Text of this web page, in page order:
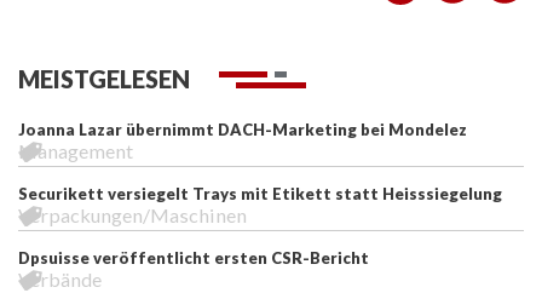
MEISTGELESEN
Joanna Lazar übernimmt DACH-Marketing bei Mondelez
Management
Securikett versiegelt Trays mit Etikett statt Heisssiegelung
Verpackungen/Maschinen
Dpsuisse veröffentlicht ersten CSR-Bericht
Verbände